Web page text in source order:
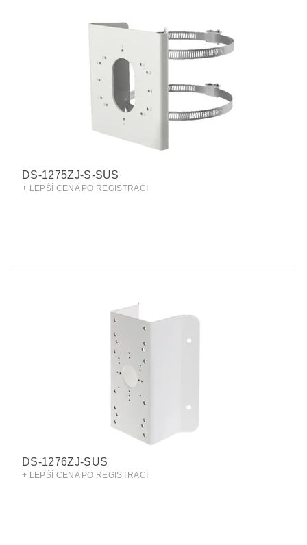
DS-1275ZJ-S-SUS
+ LEPŠÍ CENA PO REGISTRACI
DS-1276ZJ-SUS
+ LEPŠÍ CENA PO REGISTRACI